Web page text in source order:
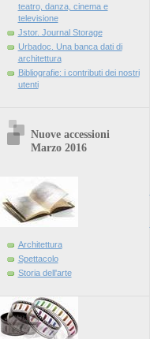
teatro, danza, cinema e
televisione
Jstor. Journal Storage
Urbadoc. Una banca dati di
architettura
Bibliografie: i contributi dei nostri
utenti
Nuove accessioni
Marzo 2016
Architettura
Spettacolo
Storia dell'arte